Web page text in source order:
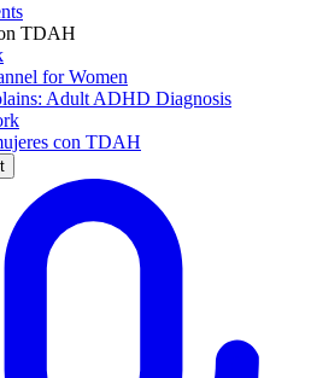
TDAH
for Women
Adult ADHD Diagnosis
con TDAH